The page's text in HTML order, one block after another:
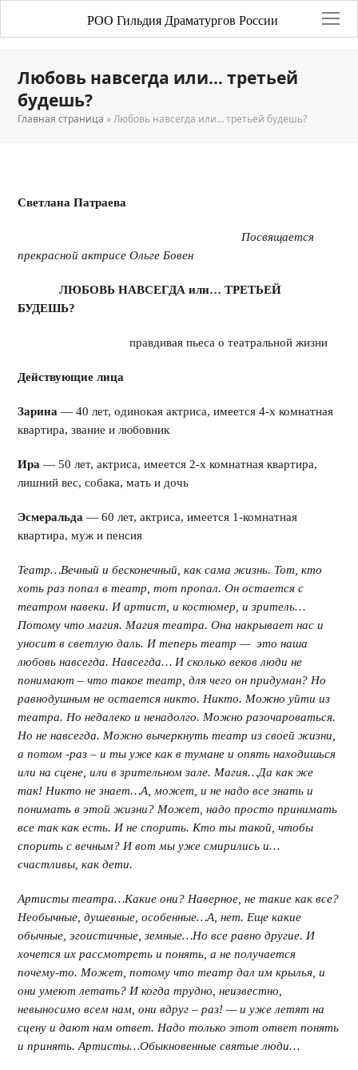
РОО Гильдия Драматургов России
Любовь навсегда или… третьей
будешь?
Главная страница »Любовь навсегда или… третьей будешь?
Светлана Патраева
Посвящается
прекрасной актрисе Ольге Бовен
ЛЮБОВЬ НАВСЕГДА или… ТРЕТЬЕЙ
БУДЕШЬ?
правдивая пьеса о театральной жизни
Действующие лица
Зарина— 40 лет, одинокая актриса, имеется 4-х комнатная
квартира, звание и любовник
Ира — 50 лет, актриса, имеется 2-х комнатная квартира,
лишний вес, собака, мать и дочь
Эсмеральда— 60 лет, актриса, имеется 1-комнатная
квартира, муж и пенсия
Театр…Вечный и бесконечный, как сама жизнь. Тот, кто
хоть раз попал в театр, тот пропал. Он остается с
театром навеки. И артист, и костюмер, и зритель…
Потому что магия. Магия театра. Она накрывает нас и
уносит в светлую даль. И теперь театр — это наша
любовь навсегда. Навсегда… И сколько веков люди не
понимают – что такое театр, для чего он придуман? Но
равнодушным не остается никто. Никто. Можно уйти из
театра. Но недалеко и ненадолго. Можно разочароваться.
Но не навсегда. Можно вычеркнуть театр из своей жизни,
а потом -раз – и ты уже как в тумане и опять находишься
или на сцене, или в зрительном зале. Магия…Да как же
так! Никто не знает…А, может, и не надо все знать и
понимать в этой жизни? Может, надо просто принимать
все так как есть. И не спорить. Кто ты такой, чтобы
спорить с вечным? И вот мы уже смирились и…
счастливы, как дети.
Артисты театра…Какие они? Наверное, не такие как все?
Необычные, душевные, особенные…А, нет. Еще какие
обычные, эгоистичные, земные…Но все равно другие. И
хочется их рассмотреть и понять, а не получается
почему-то. Может, потому что театр дал им крылья, и
они умеют летать? И когда трудно, неизвестно,
невыносимо всем нам, они вдруг – раз! — и уже летят на
сцену и дают нам ответ. Надо только этот ответ понять
и принять. Артисты…Обыкновенные святые люди…